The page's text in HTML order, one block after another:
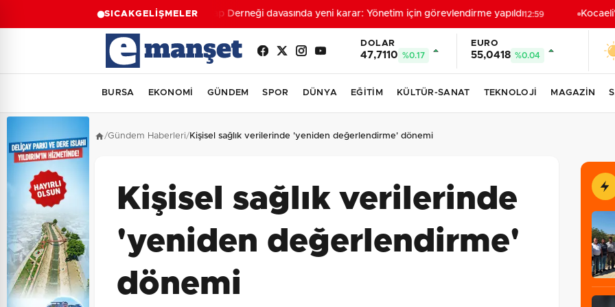
SICAKGELİŞMELERAhbap Derneği davasında yeni karar: Yönetim için görevlendirme yapıldı 12:59
DOLAR
47,7110 %0.17
EURO
55,0418 %0.04
BURSA EKONOMİ GÜNDEM SPOR DÜNYA EĞİTİM KÜLTÜR-SANAT TEKNOLOJİ MAGAZİN
/Gündem Haberleri/Kişisel sağlık verilerinde 'yeniden değerlendirme' dönemi
Kişisel sağlık verilerinde
'yeniden değerlendirme'
dönemi